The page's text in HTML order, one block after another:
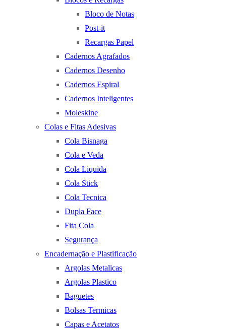
Bloco de Notas
Post-it
Recargas Papel
Cadernos Agrafados
Cadernos Desenho
Cadernos Espiral
Cadernos Inteligentes
Moleskine
Colas e Fitas Adesivas
Cola Bisnaga
Cola e Veda
Cola Liquida
Cola Stick
Cola Tecnica
Dupla Face
Fita Cola
Segurança
Encadernação e Plastificação
Argolas Metalicas
Argolas Plastico
Baguetes
Bolsas Termicas
Capas e Acetatos